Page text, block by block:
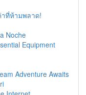
ที่ห้ามพลาด!
Noche
Equipment
Adventure Awaits